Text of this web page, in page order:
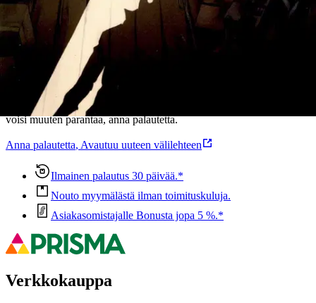
Ominaisuudet
Oletko tyytyväinen tuotetietoihin?
Ovatko tuotetiedot riittävät? Jos tuotetiedoissa on puutteita tai niitä
voisi muuten parantaa, anna palautetta.
Anna palautetta, Avautuu uuteen välilehteen
Ilmainen palautus 30 päivää.*
Nouto myymälästä ilman toimituskuluja.
Asiakasomistajalle Bonusta jopa 5 %.*
Verkkokauppa